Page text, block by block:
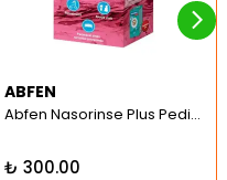
ABFEN
Abfen Nasorinse Plus Pediatrik Burun Yıkama Kiti
₺ 300.00